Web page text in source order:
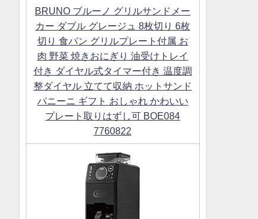
BRUNO ブルーノ グリルサンドメー
カー ダブル グレージュ 8枚切り 6枚
切り 食パン グリルプレート付属 お
肉 野菜 焼きおにぎり 油受けトレイ
付き ダイヤル式タイマー付き 温度調
整ダイヤル 立てて収納 ホットサンド
パニーニ ギフト おしゃれ かわいい
プレート取りはずし可 BOE084
7760822